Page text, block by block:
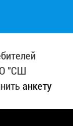
"СШ
анкету